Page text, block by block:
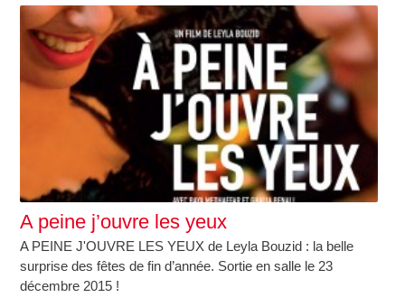
A peine j’ouvre les yeux
A PEINE J'OUVRE LES YEUX de Leyla Bouzid : la belle
surprise des fêtes de fin d’année. Sortie en salle le 23
décembre 2015 !